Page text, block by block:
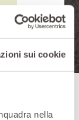
sui cookie
nella